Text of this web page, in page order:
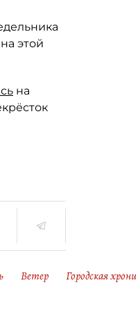
этой
на
Ветер Городская